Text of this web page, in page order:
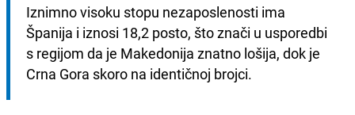
Iznimno visoku stopu nezaposlenosti ima
Španija i iznosi 18,2 posto, što znači u usporedbi
s regijom da je Makedonija znatno lošija, dok je
Crna Gora skoro na identičnoj brojci.